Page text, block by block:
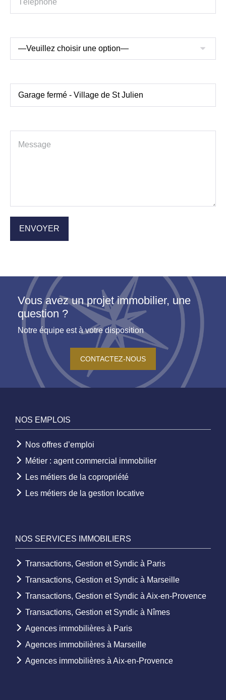
Vous avez un projet immobilier, une
question ?
Notre équipe est à votre disposition
CONTACTEZ-NOUS
NOS EMPLOIS
Nos offres d’emploi
Métier : agent commercial immobilier
Les métiers de la copropriété
Les métiers de la gestion locative
NOS SERVICES IMMOBILIERS
Transactions, Gestion et Syndic à Paris
Transactions, Gestion et Syndic à Marseille
Transactions, Gestion et Syndic à Aix-en-Provence
Transactions, Gestion et Syndic à Nîmes
Agences immobilières à Paris
Agences immobilières à Marseille
Agences immobilières à Aix-en-Provence